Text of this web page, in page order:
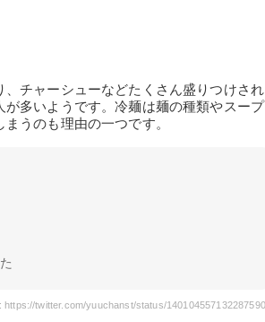
チャーシューなどたくさん盛りつけされ
多いようです。冷麺は麺の種類やスープ
うのも理由の一つです。
https://twitter.com/yuuchanst/status/